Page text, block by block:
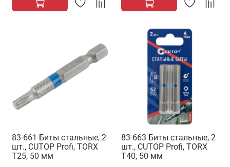
83-661 Биты стальные, 2
шт., CUTOP Profi, TORX
T25, 50 мм
83-663 Биты стальные, 2
шт., CUTOP Profi, TORX
T40, 50 мм